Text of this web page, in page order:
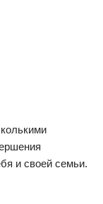
и своей семьи.